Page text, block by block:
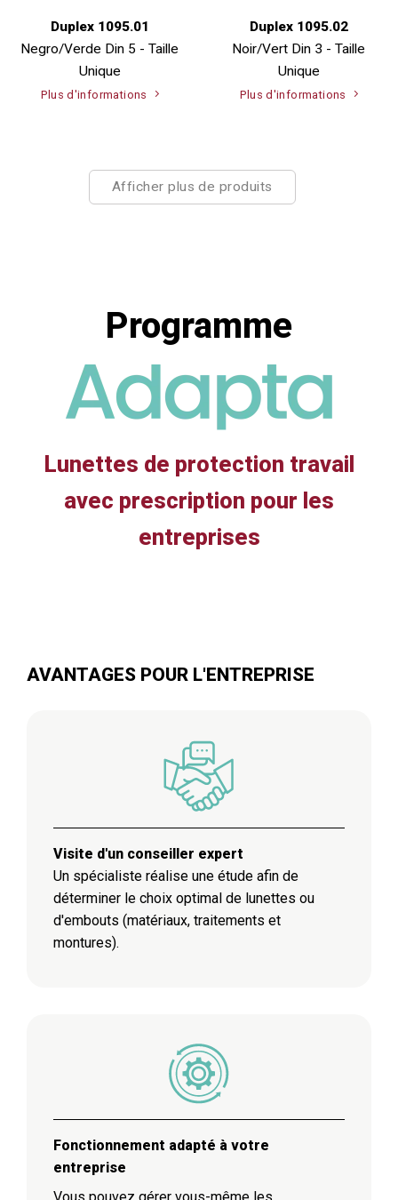
Duplex 1095.01
Negro/Verde Din 5 - Taille
Unique
Plus d'informations
Duplex 1095.02
Noir/Vert Din 3 - Taille
Unique
Plus d'informations
Afficher plus de produits
Programme
Lunettes de protection travail
avec prescription pour les
entreprises
AVANTAGES POUR L'ENTREPRISE
Visite d'un conseiller expert
Un spécialiste réalise une étude afin de
déterminer le choix optimal de lunettes ou
d'embouts (matériaux, traitements et
montures).
Fonctionnement adapté à votre
entreprise